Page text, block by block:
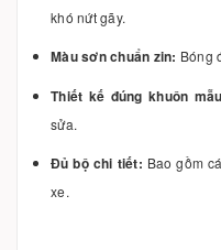
khó nứt gãy.
Màu sơn chuẩn zin: Bóng
Thiết kế đúng khuôn
sửa.
Đủ bộ chi tiết: Bao gồm
xe.